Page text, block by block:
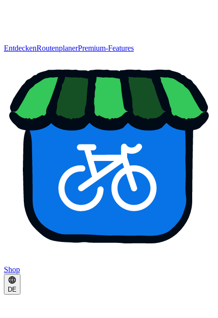
EntdeckenRoutenplanerPremium-Features
Shop
DE